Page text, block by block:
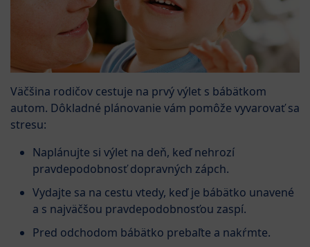
Väčšina rodičov cestuje na prvý výlet s bábätkom
autom. Dôkladné plánovanie vám pomôže vyvarovať sa
stresu:
Naplánujte si výlet na deň, keď nehrozí
pravdepodobnosť dopravných zápch.
Vydajte sa na cestu vtedy, keď je bábätko unavené
a s najväčšou pravdepodobnosťou zaspí.
Pred odchodom bábätko prebaľte a nakŕmte.